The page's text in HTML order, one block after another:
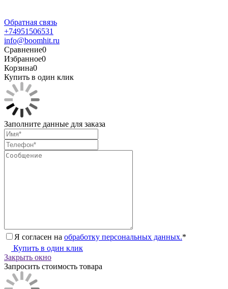
Обратная связь
+74951506531
info@boomhit.ru
Сравнение0
Избранное0
Корзина0
Купить в один клик
Заполните данные для заказа
Я согласен на обработку персональных данных.*
Купить в один клик
Закрыть окно
Запросить стоимость товара